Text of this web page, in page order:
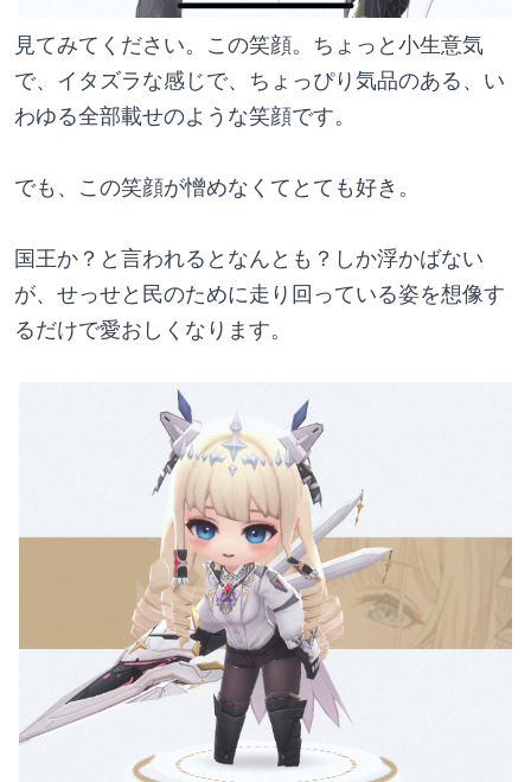
見てみてください。この笑顔。ちょっと小生意気
で、イタズラな感じで、ちょっぴり気品のある、い
わゆる全部載せのような笑顔です。
でも、この笑顔が憎めなくてとても好き。
国王か？と言われるとなんとも？しか浮かばない
が、せっせと民のために走り回っている姿を想像す
るだけで愛おしくなります。